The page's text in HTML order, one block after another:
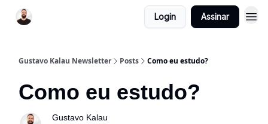
Login Assinar
Gustavo Kalau Newsletter Posts Como eu estudo?
Como eu estudo?
Gustavo Kalau